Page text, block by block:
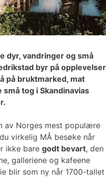
dyr, vandringer og små
byr på opplevelser
på bruktmarked, mat
tog i Skandinavias
av Norges mest populære
virkelig MÅ besøke når
ikke bare godt bevart, den
galleriene og kafeene
blir som ny når 1700-tallet